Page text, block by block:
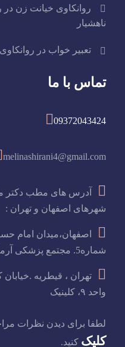
روانکاوی خیانت زن در
ناهشیار
تعبیر خواب در روانکاوی
تماس با ما
09372043424
melinashirani4@gmail.com
آدرس های مطب دکتر
شهرهای اصفهان و تهران :
اصفهان،میدان امام
شماره5. مجتمع پزشکی آرمان. بلوک مرکزی.طبقه اول
واحد ۹، کلینیک
لطفا برای دیدن نظرات
کلیک کنید.